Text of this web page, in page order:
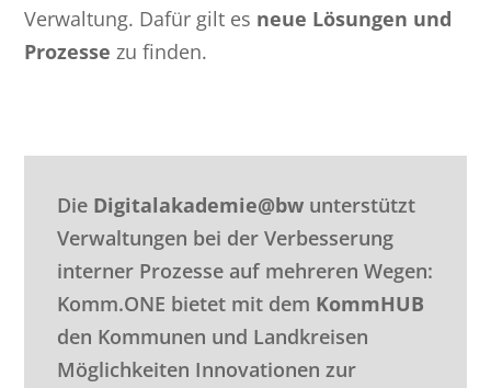
Verwaltung. Dafür gilt es neue Lösungen und
Prozesse zu finden.
Die Digitalakademie@bw unterstützt
Verwaltungen bei der Verbesserung
interner Prozesse auf mehreren Wegen:
Komm.ONE bietet mit dem KommHUB
den Kommunen und Landkreisen
Möglichkeiten Innovationen zur